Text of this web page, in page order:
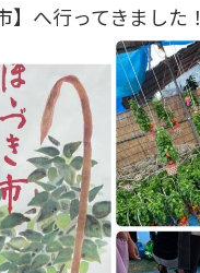
】へ行ってきました！